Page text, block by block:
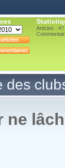
Articles : 47
des
ne